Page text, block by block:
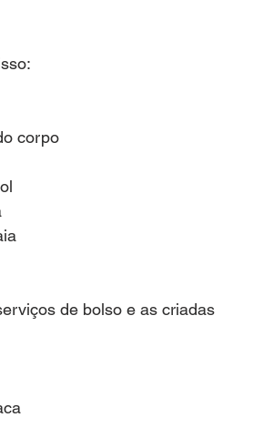
corpo
de bolso e as criadas